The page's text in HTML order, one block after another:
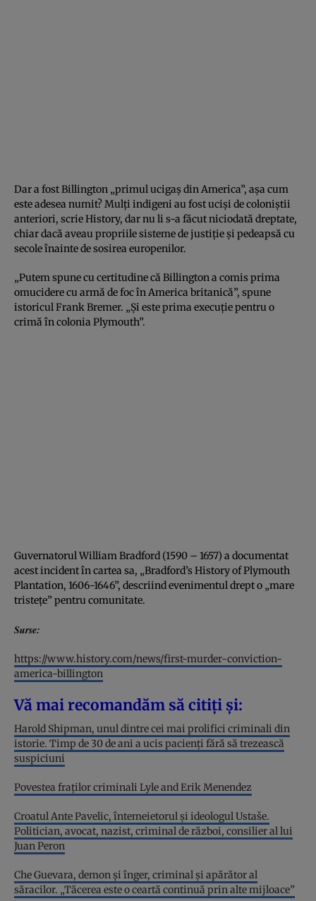
Dar a fost Billington „primul ucigaș din America”, așa cum
este adesea numit? Mulți indigeni au fost uciși de coloniștii
anteriori, scrie History, dar nu li s-a făcut niciodată dreptate,
chiar dacă aveau propriile sisteme de justiție și pedeapsă cu
secole înainte de sosirea europenilor.
„Putem spune cu certitudine că Billington a comis prima
omucidere cu armă de foc în America britanică”, spune
istoricul Frank Bremer. „Și este prima execuție pentru o
crimă în colonia Plymouth”.
Guvernatorul William Bradford (1590 – 1657) a documentat
acest incident în cartea sa, „Bradford’s History of Plymouth
Plantation, 1606-1646”, descriind evenimentul drept o „mare
tristețe” pentru comunitate.
Surse:
https://www.history.com/news/first-murder-conviction-
america-billington
Vă mai recomandăm să citiți și:
Harold Shipman, unul dintre cei mai prolifici criminali din
istorie. Timp de 30 de ani a ucis pacienți fără să trezească
suspiciuni
Povestea fraților criminali Lyle and Erik Menendez
Croatul Ante Pavelic, întemeietorul și ideologul Ustaše.
Politician, avocat, nazist, criminal de război, consilier al lui
Juan Peron
Che Guevara, demon și înger, criminal și apărător al
săracilor. „Tăcerea este o ceartă continuă prin alte mijloace”